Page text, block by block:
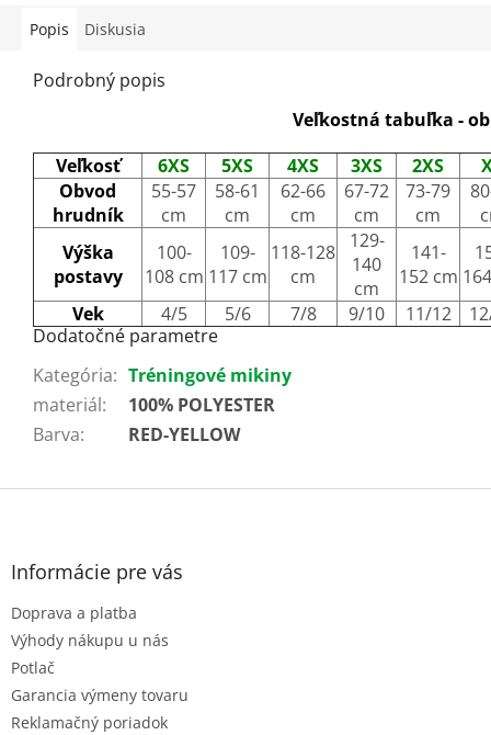
Popis Diskusia
Podrobný popis
Veľkostná tabuľka -
Veľkosť
6XS 5XS 4XS 3XS 2XS
Obvod
hrudník
55-57
cm
58-61
cm
62-66
cm
67-72
cm
73-79
cm
Výška
postavy
100-
108 cm
109-
117 cm
118-128
cm
129-
140
cm
141-
152 cm
Vek
4/5 5/6 7/8 9/10 11/12
Dodatočné parametre
Kategória: Tréningové mikiny
materiál:
100% POLYESTER
Barva: RED-YELLOW
Z
Informácie pre vás
Doprava a platba
Výhody nákupu u nás
Potlač
Garancia výmeny tovaru
Reklamačný poriadok